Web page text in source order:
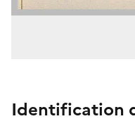
Identification